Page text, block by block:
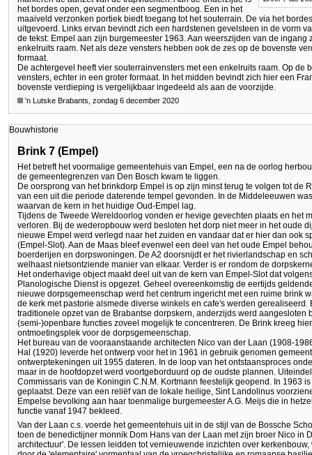
het bordes open, gevat onder een segmentboog. Een in het
maaiveld verzonken portiek biedt toegang tot het souterrain. De via het
uitgevoerd. Links ervan bevindt zich een hardstenen gevelsteen in de vorm
de tekst: Empel aan zijn burgemeester 1963. Aan weerszijden van de ingang
enkelruits raam. Net als deze vensters hebben ook de zes op de bovenste
formaat.
De achtergevel heeft vier souterrainvensters met een enkelruits raam. Op
vensters, echter in een groter formaat. In het midden bevindt zich hier een
bovenste verdieping is vergelijkbaar ingedeeld als aan de voorzijde.
'n Lutske Brabants, zondag 6 december 2020
Bouwhistorie
Brink 7 (Empel)
Het betreft het voormalige gemeentehuis van Empel, een na de oorlog
de gemeentegrenzen van Den Bosch kwam te liggen.
De oorsprong van het brinkdorp Empel is op zijn minst terug te volgen tot de
van een uit die periode daterende tempel gevonden. In de Middeleeuwen
waarvan de kern in het huidige Oud-Empel lag.
Tijdens de Tweede Wereldoorlog vonden er hevige gevechten plaats en het
verloren. Bij de wederopbouw werd besloten het dorp niet meer in het oude
nieuwe Empel werd verlegd naar het zuiden en vandaar dat er hier dan ook
(Empel-Slot). Aan de Maas bleef evenwel een deel van het oude Empel
boerderijen en dorpswoningen. De A2 doorsnijdt er het rivierlandschap en
welhaast nietsontziende manier van elkaar. Verder is er rondom de
Het onderhavige object maakt deel uit van de kern van Empel-Slot dat
Planologische Dienst is opgezet. Geheel overeenkomstig de eertijds
nieuwe dorpsgemeenschap werd het centrum ingericht met een ruime brink
de kerk met pastorie alsmede diverse winkels en cafe's werden
traditionele opzet van de Brabantse dorpskern, anderzijds werd aangesloten
(semi-)openbare functies zoveel mogelijk te concentreren. De Brink kreeg
ontmoetingsplek voor de dorpsgemeenschap.
Het bureau van de vooraanstaande architecten Nico van der Laan (1908-
Hal (1920) leverde het ontwerp voor het in 1961 in gebruik genomen
ontwerptekeningen uit 1955 dateren. In de loop van het ontstaansproces
maar in de hoofdopzet werd voortgeborduurd op de oudste plannen.
Commissaris van de Koningin C.N.M. Kortmann feestelijk geopend. In 1963
geplaatst. Deze van een reliëf van de lokale heilige, Sint Landolinus
Empelse bevolking aan haar toenmalige burgemeester A.G. Meijs die in
functie vanaf 1947 bekleed.
Van der Laan c.s. voerde het gemeentehuis uit in de stijl van de Bossche
toen de benedictijner monnik Dom Hans van der Laan met zijn broer Nico in
architectuur'. De lessen leidden tot vernieuwende inzichten over